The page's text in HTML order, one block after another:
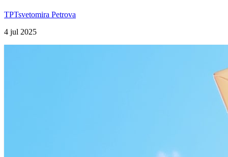
TPTsvetomira Petrova
4 jul 2025